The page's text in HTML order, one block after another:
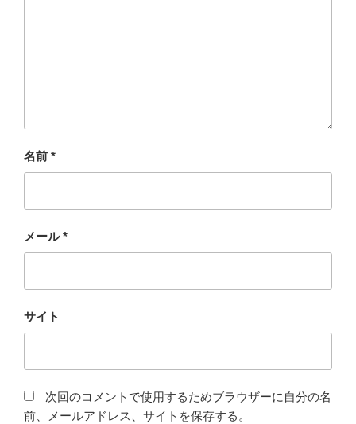
名前 *
メール*
サイト
次回のコメントで使用するためブラウザーに自分の名
前、メールアドレス、サイトを保存する。